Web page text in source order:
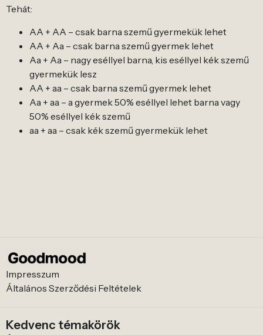
Tehát:
AA + AA – csak barna szemű gyermekük lehet
AA + Aa – csak barna szemű gyermek lehet
Aa + Aa – nagy eséllyel barna, kis eséllyel kék szemű
gyermekük lesz
AA + aa – csak barna szemű gyermek lehet
Aa + aa – a gyermek 50% eséllyel lehet barna vagy
50% eséllyel kék szemű
aa + aa – csak kék szemű gyermekük lehet
Impresszum
Általános Szerződési Feltételek
Kedvenc témakörök